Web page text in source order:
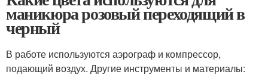
маникюра розовый переходящий в
черный
В работе используются аэрограф и компрессор,
подающий воздух. Другие инструменты и материалы: